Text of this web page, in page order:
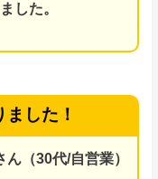
した。
した！
ん（30代/自営業）